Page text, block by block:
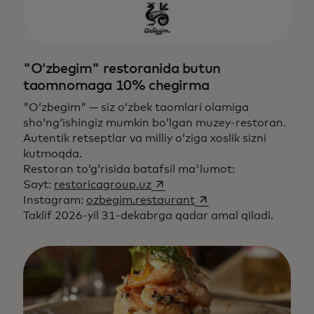
"O‘zbegim" restoranida butun
taomnomaga 10% chegirma
"O‘zbegim" — siz o‘zbek taomlari olamiga
sho‘ng‘ishingiz mumkin bo‘lgan muzey-restoran.
Autentik retseptlar va milliy o‘ziga xoslik sizni
kutmoqda.
Restoran to‘g‘risida batafsil ma'lumot:
Sayt: restoricagroup.uzopens in a new tab
Instagram: ozbegim.restaurantopens in a new tab
Taklif 2026-yil 31-dekabrga qadar amal qiladi.